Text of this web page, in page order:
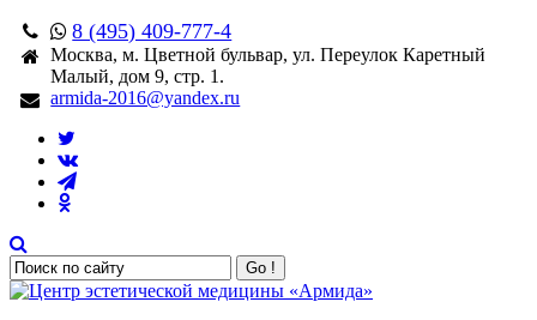
8 (495) 409-777-4
Москва, м. Цветной бульвар, ул. Переулок Каретный
Малый, дом 9, стр. 1.
armida-2016@yandex.ru
Go !